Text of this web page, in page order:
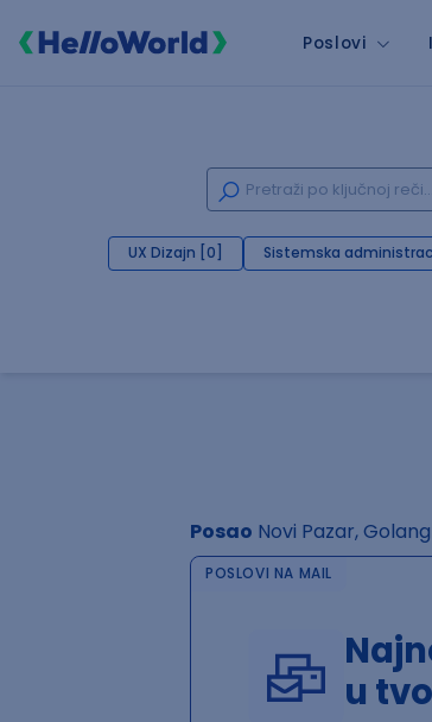
Poslovi
UX Dizajn [0] Sistemska
Posao Novi Pazar, Golang
POSLOVI NA MAIL
u